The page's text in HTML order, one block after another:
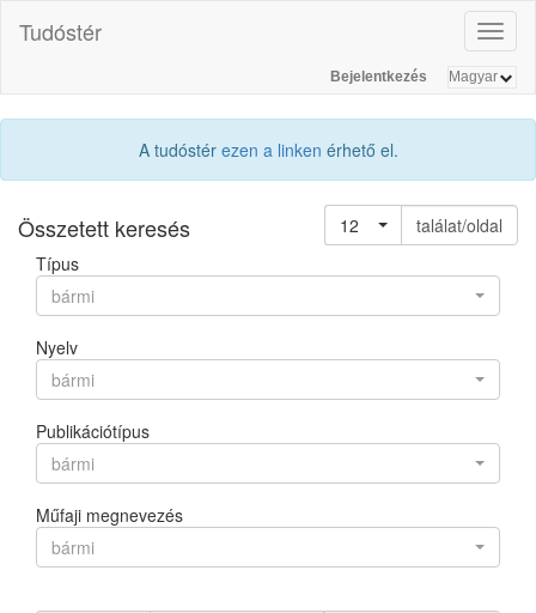
Tudóstér
Bejelentkezés
A tudóstér ezen a linken érhető el.
Összetett keresés 12
találat/oldal
Típus
bármi
Nyelv
bármi
Publikációtípus
bármi
Műfaji megnevezés
bármi